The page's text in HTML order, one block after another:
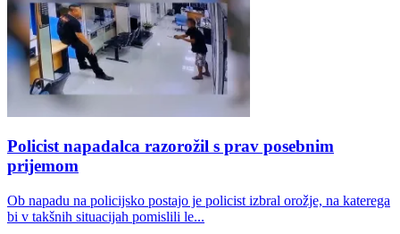
Policist napadalca razorožil s prav posebnim
prijemom
Ob napadu na policijsko postajo je policist izbral orožje, na katerega
bi v takšnih situacijah pomislili le...